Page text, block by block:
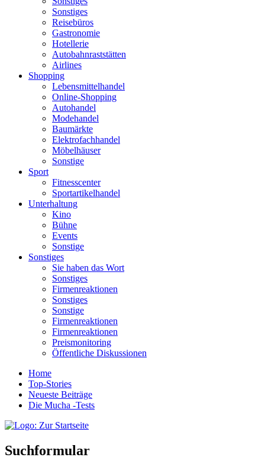
Sonstiges
Reisebüros
Gastronomie
Hotellerie
Autobahnraststätten
Airlines
Shopping
Lebensmittelhandel
Online-Shopping
Autohandel
Modehandel
Baumärkte
Elektrofachhandel
Möbelhäuser
Sonstige
Sport
Fitnesscenter
Sportartikelhandel
Unterhaltung
Kino
Bühne
Events
Sonstige
Sonstiges
Sie haben das Wort
Sonstiges
Firmenreaktionen
Sonstiges
Sonstige
Firmenreaktionen
Firmenreaktionen
Preismonitoring
Öffentliche Diskussionen
Home
Top-Stories
Neueste Beiträge
Die Mucha -Tests
Suchformular